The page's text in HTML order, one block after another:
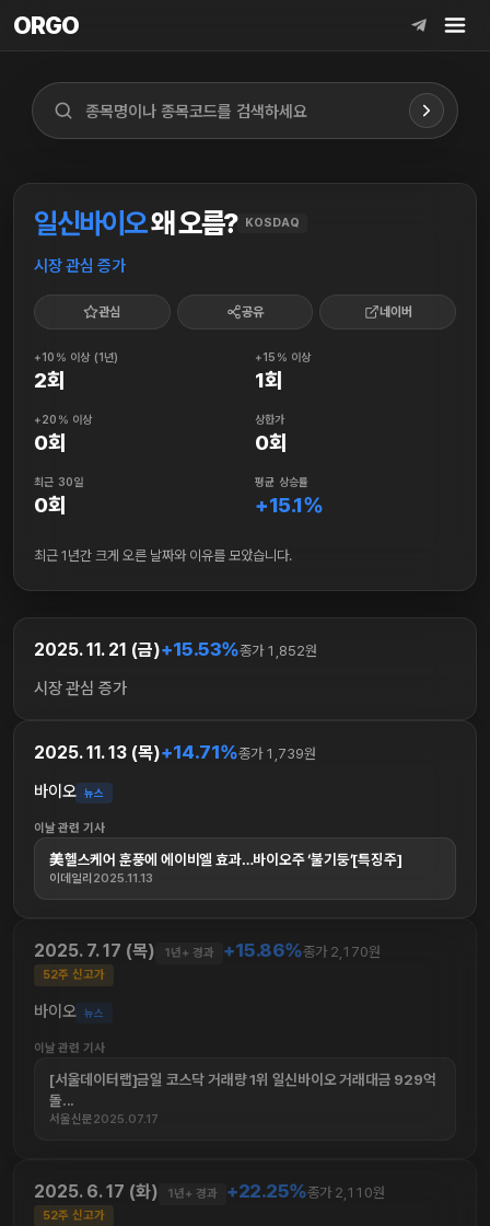
ORGO
ORGO
일신바이오왜 오름? KOSDAQ
시장 관심 증가
관심 공유 네이버
+10% 이상 (1년)
2회
+15% 이상
1회
+20% 이상
0회
상한가
0회
최근 30일
0회
평균 상승률
+15.1%
최근 1년간 크게 오른 날짜와 이유를 모았습니다.
2025. 11. 21 (금)+15.53%종가 1,852원
시장 관심 증가
2025. 11. 13 (목)+14.71%종가 1,739원
바이오 뉴스
이날 관련 기사
美헬스케어 훈풍에 에이비엘 효과…바이오주 ‘불기둥’[특징주]
이데일리 2025.11.13
2025. 7. 17 (목) 1년+ 경과 +15.86%종가 2,170원
52주 신고가
바이오 뉴스
이날 관련 기사
[서울데이터랩]금일 코스닥 거래량 1위 일신바이오 거래대금 929억
돌...
서울신문2025.07.17
2025. 6. 17 (화) 1년+ 경과 +22.25%종가 2,110원
52주 신고가